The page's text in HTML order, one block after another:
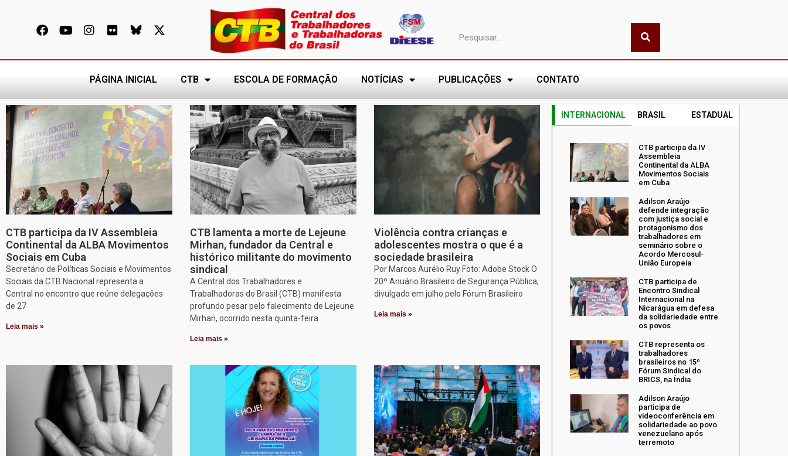
PÁGINA INICIAL CTB ESCOLA DE FORMAÇÃO NOTÍCIAS PUBLICAÇÕES CONTATO
CTB participa da IV Assembleia
Continental da ALBA Movimentos
Sociais em Cuba
Secretário de Políticas Sociais e Movimentos
Sociais da CTB Nacional representa a
Central no encontro que reúne delegações
de 27
Leia mais »
CTB lamenta a morte de Lejeune
Mirhan, fundador da Central e
histórico militante do movimento
sindical
A Central dos Trabalhadores e
Trabalhadoras do Brasil (CTB) manifesta
profundo pesar pelo falecimento de Lejeune
Mirhan, ocorrido nesta quinta-feira
Leia mais »
Violência contra crianças e
adolescentes mostra o que é a
sociedade brasileira
Por Marcos Aurélio Ruy Foto: Adobe Stock O
20º Anuário Brasileiro de Segurança Pública,
divulgado em julho pelo Fórum Brasileiro
Leia mais »
INTERNACIONAL BRASIL ESTADUAL
CTB participa da IV
Assembleia
Continental da ALBA
Movimentos Sociais
em Cuba
Adilson Araújo
defende integração
com justiça social e
protagonismo dos
trabalhadores em
seminário sobre o
Acordo Mercosul-
União Europeia
CTB participa de
Encontro Sindical
Internacional na
Nicarágua em defesa
da solidariedade entre
os povos
CTB representa os
trabalhadores
brasileiros no 15º
Fórum Sindical do
BRICS, na Índia
Adilson Araújo
participa de
videoconferência em
solidariedade ao povo
venezuelano após
terremoto